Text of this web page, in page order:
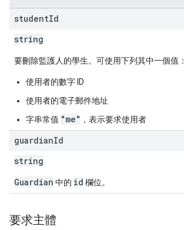
studentId
string
要刪除監護人的學生。可使用下列其中一個值：
使用者的數字 ID
使用者的電子郵件地址
字串常值 "me" ，表示要求使用者
guardianId
string
Guardian 中的 id 欄位。
要求主體